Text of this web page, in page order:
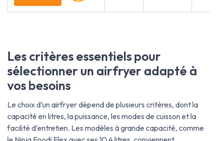
Les critères essentiels pour
sélectionner un airfryer adapté à
vos besoins
Le choix d’un airfryer dépend de plusieurs critères, dont la
capacité en litres, la puissance, les modes de cuisson et la
facilité d’entretien. Les modèles à grande capacité, comme